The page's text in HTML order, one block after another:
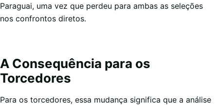
Paraguai, uma vez que perdeu para ambas as seleções
nos confrontos diretos.
A Consequência para os
Torcedores
Para os torcedores, essa mudança significa que a análise